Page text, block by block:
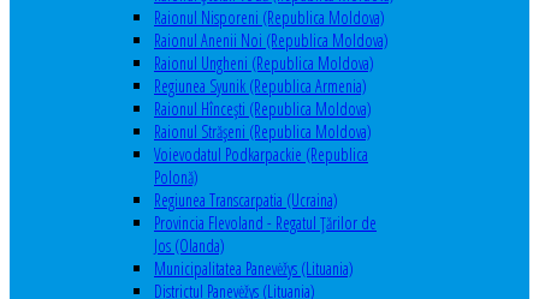
Raionul Nisporeni (Republica Moldova)
Raionul Anenii Noi (Republica Moldova)
Raionul Ungheni (Republica Moldova)
Regiunea Syunik (Republica Armenia)
Raionul Hîncești (Republica Moldova)
Raionul Străşeni (Republica Moldova)
Voievodatul Podkarpackie (Republica
Polonă)
Regiunea Transcarpatia (Ucraina)
Provincia Flevoland - Regatul Ţărilor de
Jos (Olanda)
Municipalitatea Panevėžys (Lituania)
Districtul Panevėžys (Lituania)